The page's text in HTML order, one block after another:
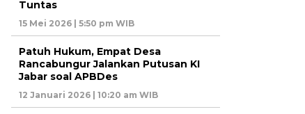
Tuntas
15 Mei 2026 | 5:50 pm WIB
Patuh Hukum, Empat Desa
Rancabungur Jalankan Putusan KI
Jabar soal APBDes
12 Januari 2026 | 10:20 am WIB